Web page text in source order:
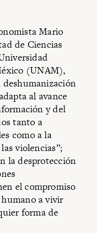
Mario
de Ciencias
(UNAM),
deshumanización
al avance
y del
tanto a
como a la
violencias”;
la desprotección
el compromiso
a vivir
forma de